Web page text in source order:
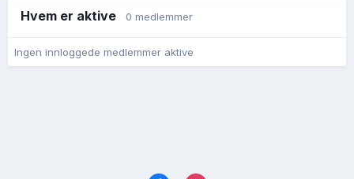
Hvem er aktive 0 medlemmer
Ingen innloggede medlemmer aktive